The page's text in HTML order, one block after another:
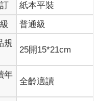
有一些成熟。
」
萬，我都查過了。」
房子有這麼便宜？還是
被認出。
紙本平裝
普通級
規
25開15*21cm
年
全齡適讀